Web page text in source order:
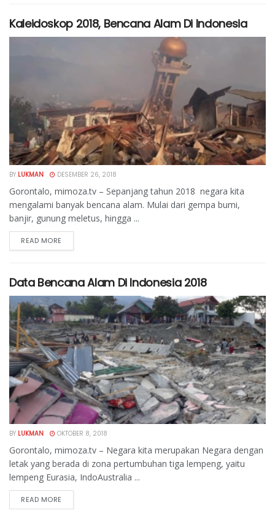
Kaleidoskop 2018, Bencana Alam Di Indonesia
BY LUKMAN DESEMBER 26, 2018
Gorontalo, mimoza.tv – Sepanjang tahun 2018 negara kita
mengalami banyak bencana alam. Mulai dari gempa bumi,
banjir, gunung meletus, hingga ...
READ MORE
Data Bencana Alam Di Indonesia 2018
BY LUKMAN OKTOBER 8, 2018
Gorontalo, mimoza.tv – Negara kita merupakan Negara dengan
letak yang berada di zona pertumbuhan tiga lempeng, yaitu
lempeng Eurasia, IndoAustralia ...
READ MORE